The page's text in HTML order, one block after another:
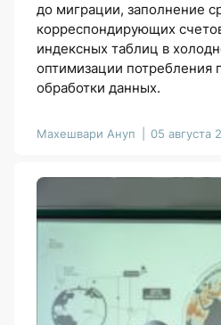
до миграции, заполнение
корреспондирующих
индексных таблиц в
оптимизации потребления
обработки данных.
Махешвари Ануп 05 августа